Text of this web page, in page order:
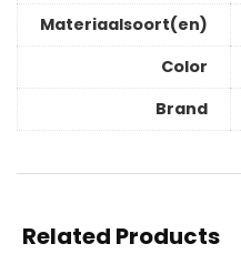
Materiaalsoort(en)
Color
Brand
Related Products